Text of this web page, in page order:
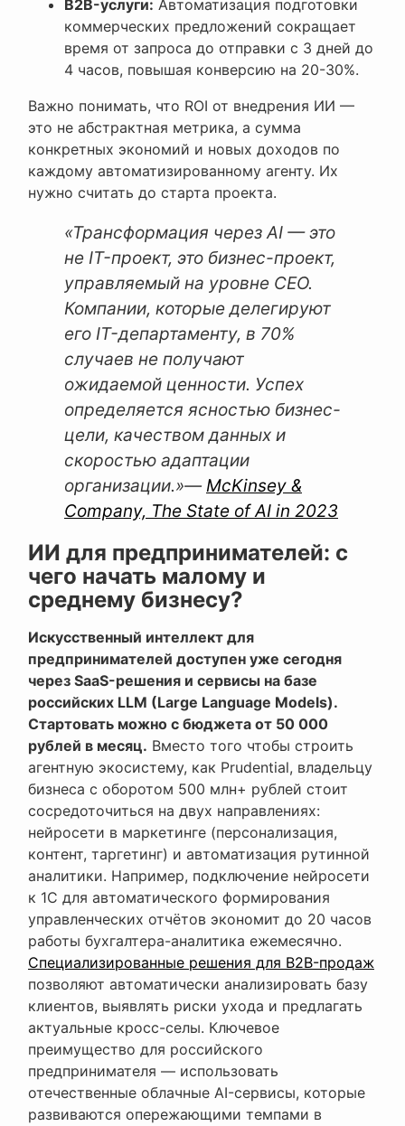
B2B-услуги: Автоматизация подготовки
коммерческих предложений сокращает
время от запроса до отправки с 3 дней до
4 часов, повышая конверсию на 20-30%.
Важно понимать, что ROI от внедрения ИИ —
это не абстрактная метрика, а сумма
конкретных экономий и новых доходов по
каждому автоматизированному агенту. Их
нужно считать до старта проекта.
«Трансформация через AI — это
не IT-проект, это бизнес-проект,
управляемый на уровне CEO.
Компании, которые делегируют
его IT-департаменту, в 70%
случаев не получают
ожидаемой ценности. Успех
определяется ясностью бизнес-
цели, качеством данных и
скоростью адаптации
организации.»—McKinsey &
Company, The State of AI in 2023
ИИ для предпринимателей: с
чего начать малому и
среднему бизнесу?
Искусственный интеллект для
предпринимателей доступен уже сегодня
через SaaS-решения и сервисы на базе
российских LLM (Large Language Models).
Стартовать можно с бюджета от 50 000
рублей в месяц. Вместо того чтобы строить
агентную экосистему, как Prudential, владельцу
бизнеса с оборотом 500 млн+ рублей стоит
сосредоточиться на двух направлениях:
нейросети в маркетинге (персонализация,
контент, таргетинг) и автоматизация рутинной
аналитики. Например, подключение нейросети
к 1С для автоматического формирования
управленческих отчётов экономит до 20 часов
работы бухгалтера-аналитика ежемесячно.
Специализированные решения для B2B-продаж
позволяют автоматически анализировать базу
клиентов, выявлять риски ухода и предлагать
актуальные кросс-селы. Ключевое
преимущество для российского
предпринимателя — использовать
отечественные облачные AI-сервисы, которые
развиваются опережающими темпами в